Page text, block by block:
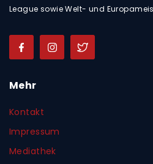
League sowie Welt- und
Mehr
Kontakt
Impressum
Mediathek